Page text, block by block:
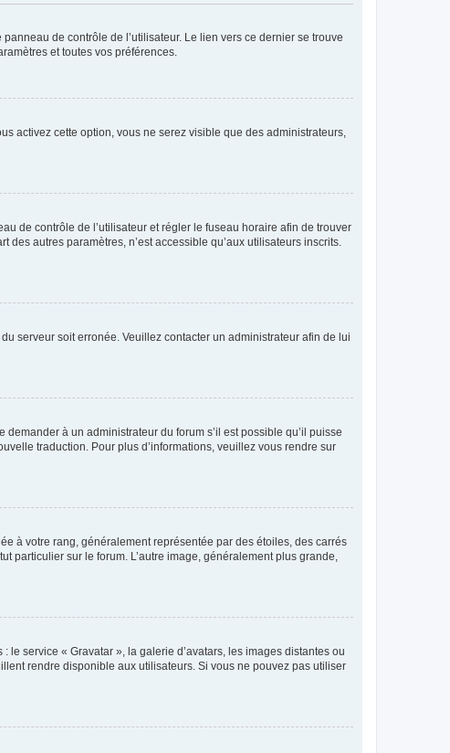
de contrôle de l’utilisateur. Le lien vers ce dernier se trouve
et toutes vos préférences.
activez cette option, vous ne serez visible que des administrateurs,
de contrôle de l’utilisateur et régler le fuseau horaire afin de trouver
autres paramètres, n’est accessible qu’aux utilisateurs inscrits.
serveur soit erronée. Veuillez contacter un administrateur afin de lui
à un administrateur du forum s’il est possible qu’il puisse
traduction. Pour plus d’informations, veuillez vous rendre sur
à votre rang, généralement représentée par des étoiles, des carrés
particulier sur le forum. L’autre image, généralement plus grande,
service « Gravatar », la galerie d’avatars, les images distantes ou
rendre disponible aux utilisateurs. Si vous ne pouvez pas utiliser